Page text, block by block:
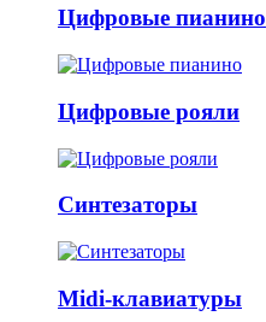
Цифровые пианино
Цифровые рояли
Синтезаторы
Midi-клавиатуры